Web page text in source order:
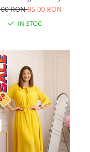
RON95,00 RON
IN STOC